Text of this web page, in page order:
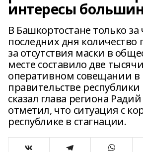
интересы
В Башкортостане только
последних дня количество
за отсутствия маски в
месте составило две
оперативном совещании в
правительстве
сказал глава региона
отметил, что ситуация с
республике в стагнации.